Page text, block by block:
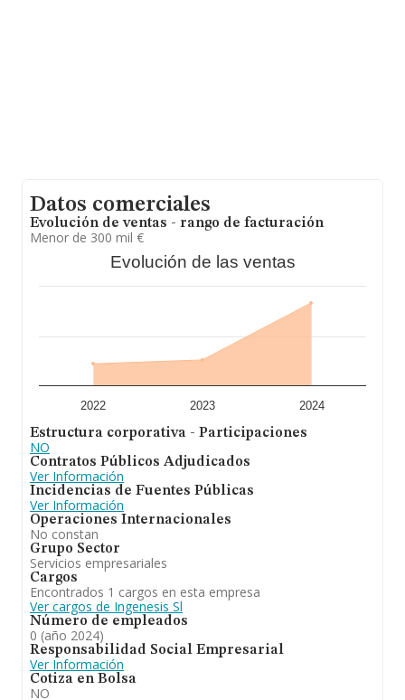
Datos comerciales
Evolución de ventas - rango de facturación
Menor de 300 mil €
Evolución de las ventas
2022 2023 2024
Estructura corporativa - Participaciones
NO
Contratos Públicos Adjudicados
Ver Información
Incidencias de Fuentes Públicas
Ver Información
Operaciones Internacionales
No constan
Grupo Sector
Servicios empresariales
Cargos
Encontrados 1 cargos en esta empresa
Ver cargos de Ingenesis Sl
Número de empleados
0 (año 2024)
Responsabilidad Social Empresarial
Ver Información
Cotiza en Bolsa
NO